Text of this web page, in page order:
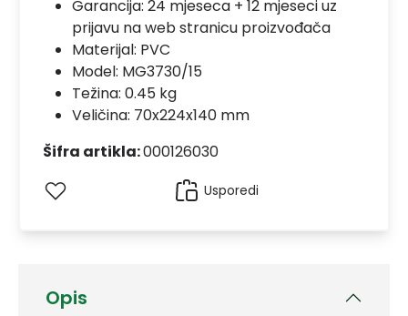
Opis
Garancija: 24 mjeseca + 12 mjeseci uz
prijavu na web stranicu proizvođača
Materijal: PVC
Model: MG3730/15
Težina: 0.45 kg
Veličina: 70x224x140 mm
Šifra artikla:000126030
Usporedi